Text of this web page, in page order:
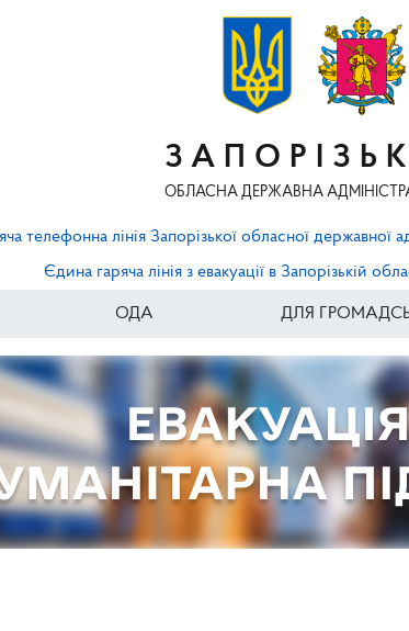
ОБЛАСНА ДЕРЖАВНА
телефонна лінія Запорізької обласної державної
Єдина гаряча лінія з евакуації в Запорізькій
ОДА ДЛЯ